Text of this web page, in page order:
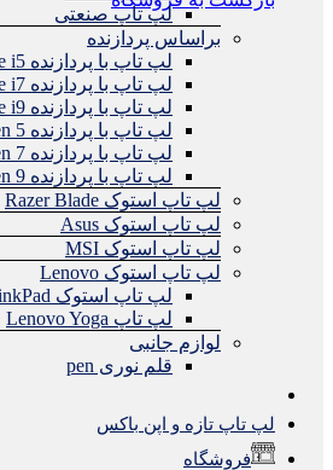
لپ تاپ صنعتی
براساس پردازنده
لپ تاپ با پردازنده Core i5
لپ تاپ با پردازنده Core i7
لپ تاپ با پردازنده Core i9
لپ تاپ با پردازنده Ryzen 5
لپ تاپ با پردازنده Ryzen 7
لپ تاپ با پردازنده Ryzen 9
لپ تاپ استوک Razer Blade
لپ تاپ استوک Asus
لپ تاپ استوک MSI
لپ تاپ استوک Lenovo
لپ تاپ استوک Lenovo ThinkPad
لپ تاپ Lenovo Yoga
لوازم جانبی
قلم نوری pen
لپ تاپ تازه و اپن باکس
فروشگاه